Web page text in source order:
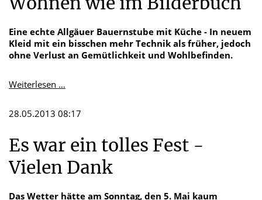
Eine echte Allgäuer Bauernstube mit Küche - In neuem
Kleid mit ein bisschen mehr Technik als früher, jedoch
ohne Verlust an Gemütlichkeit und Wohlbefinden.
Weiterlesen …
Bilderbuch
28.05.2013 08:17
Es war ein tolles Fest -
Vielen Dank
Das Wetter hätte am Sonntag, den 5. Mai kaum